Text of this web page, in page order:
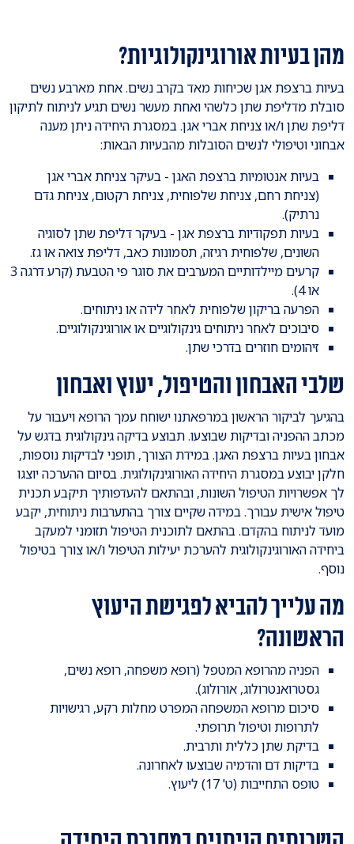
מהן בעיות אורוגינקולוגיות?
בעיות ברצפת אגן שכיחות מאד בקרב נשים. אחת מארבע נשים
סובלת מדליפת שתן כלשהי ואחת מעשר נשים תגיע לניתוח לתיקון
דליפת שתן ו/או צניחת אברי אגן. במסגרת היחידה ניתן מענה
אבחוני וטיפולי לנשים הסובלות מהבעיות הבאות:
בעיות אנטומיות ברצפת האגן - בעיקר צניחת אברי אגן
(צניחת רחם, צניחת שלפוחית, צניחת רקטום, צניחת גדם
נרתיק).
בעיות תפקודיות ברצפת אגן - בעיקר דליפת שתן לסוגיה
השונים, שלפוחית רגיזה, תסמונות כאב, דליפת צואה או גז.
קרעים מיילדותיים המערבים את סוגר פי הטבעת (קרע דרגה 3
או 4).
הפרעה בריקון שלפוחית לאחר לידה או ניתוחים.
סיבוכים לאחר ניתוחים גינקולוגיים או אורוגינקולוגיים.
זיהומים חוזרים בדרכי שתן.
שלבי האבחון והטיפול, יעוץ ואבחון
בהגיעך לביקור הראשון במרפאתנו ישוחח עמך הרופא ויעבור על
מכתב ההפניה ובדיקות שבוצעו. תבוצע בדיקה גינקולוגית בדגש על
אבחון בעיות ברצפת האגן. במידת הצורך, תופני לבדיקות נוספות,
חלקן יבוצע במסגרת היחידה האורוגינקולוגית. בסיום ההערכה יוצגו
לך אפשרויות הטיפול השונות, ובהתאם להעדפותיך תיקבע תכנית
טיפול אישית עבורך. במידה שקיים צורך בהתערבות ניתוחית, יקבע
מועד לניתוח בהקדם. בהתאם לתוכנית הטיפול תזומני למעקב
ביחידה האורוגינקולוגית להערכת יעילות הטיפול ו/או צורך בטיפול
נוסף.
מה עלייך להביא לפגישת היעוץ
הראשונה?
הפניה מהרופא המטפל (רופא משפחה, רופא נשים,
גסטרואנטרולוג, אורולוג).
סיכום מרופא המשפחה המפרט מחלות רקע, רגישויות
לתרופות וטיפול תרופתי.
בדיקת שתן כללית ותרבית.
בדיקות דם והדמיה שבוצעו לאחרונה.
טופס התחייבות (ט' 17) ליעוץ.